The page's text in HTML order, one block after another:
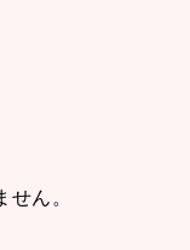
ん。